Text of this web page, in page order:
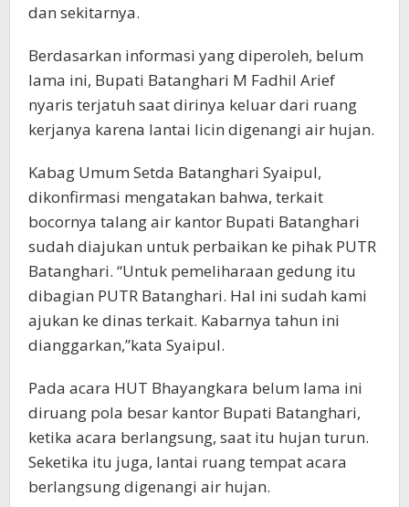
dan sekitarnya.
Berdasarkan informasi yang diperoleh, belum
lama ini, Bupati Batanghari M Fadhil Arief
nyaris terjatuh saat dirinya keluar dari ruang
kerjanya karena lantai licin digenangi air hujan.
Kabag Umum Setda Batanghari Syaipul,
dikonfirmasi mengatakan bahwa, terkait
bocornya talang air kantor Bupati Batanghari
sudah diajukan untuk perbaikan ke pihak PUTR
Batanghari. “Untuk pemeliharaan gedung itu
dibagian PUTR Batanghari. Hal ini sudah kami
ajukan ke dinas terkait. Kabarnya tahun ini
dianggarkan,”kata Syaipul.
Pada acara HUT Bhayangkara belum lama ini
diruang pola besar kantor Bupati Batanghari,
ketika acara berlangsung, saat itu hujan turun.
Seketika itu juga, lantai ruang tempat acara
berlangsung digenangi air hujan.